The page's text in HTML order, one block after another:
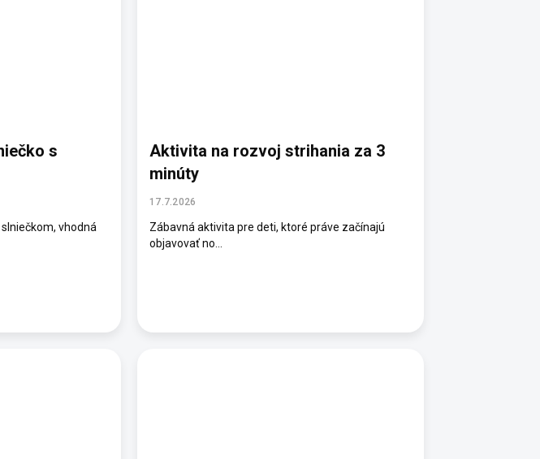
s
vhodná
Aktivita na rozvoj strihania za 3
minúty
17.7.2026
Zábavná aktivita pre deti, ktoré práve začínajú
objavovať no...